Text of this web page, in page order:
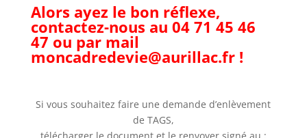
Alors ayez le bon réflexe,
contactez-nous au 04 71 45 46
47 ou par mail
moncadredevie@aurillac.fr!
Si vous souhaitez faire une demande d’enlèvement
de TAGS,
télécharger le document et le renvoyer signé au :